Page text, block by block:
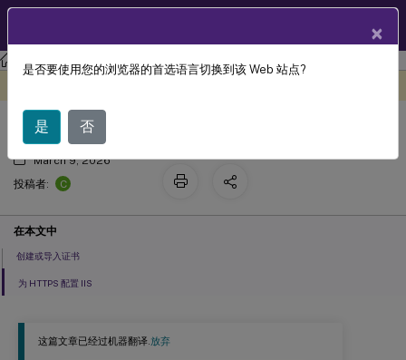
StoreFront StoreFront 当前版本
这篇文章已经过机器翻译.放弃
使用 HTTPS 保护 StoreFront
March 9, 2026
投稿者:
C
在本文中
创建或导入证书
为 HTTPS 配置 IIS
×
是否要使用您的浏览器的首选语言切换到该 Web 站点?
是 否